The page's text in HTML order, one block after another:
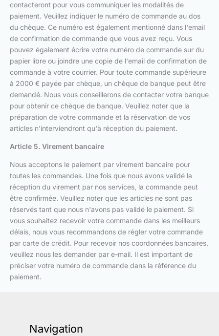
contacteront pour vous communiquer les modalités de
paiement. Veuillez indiquer le numéro de commande au dos
du chèque. Ce numéro est également mentionné dans l'email
de confirmation de commande que vous avez reçu. Vous
pouvez également écrire votre numéro de commande sur du
papier libre ou joindre une copie de l'email de confirmation de
commande à votre courrier. Pour toute commande supérieure
à 2000 € payée par chèque, un chèque de banque peut être
demandé. Nous vous conseillerons de contacter votre banque
pour obtenir ce chèque de banque. Veuillez noter que la
préparation de votre commande et la réservation de vos
articles n'interviendront qu'à réception du paiement.
Article 5. Virement bancaire
Nous acceptons le paiement par virement bancaire pour
toutes les commandes. Une fois que nous avons validé la
réception du virement par nos services, la commande peut
être confirmée. Veuillez noter que les articles ne sont pas
réservés tant que nous n'avons pas validé le paiement. Si
vous souhaitez recevoir votre commande dans les meilleurs
délais, nous vous recommandons de régler votre commande
par carte de crédit. Pour recevoir nos coordonnées bancaires,
veuillez nous les demander par e-mail. Il est important de
préciser votre numéro de commande dans la référence du
paiement.
Navigation